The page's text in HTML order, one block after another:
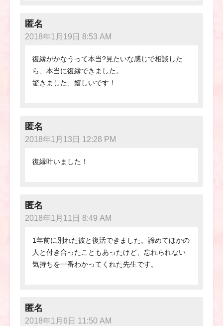
匿名
2018年1月19日 8:53 AM
復縁がかなうって本当?見たいな感じで相談した
ら、本当に復縁できました。
驚きました、嬉しいです！
匿名
2018年1月13日 12:28 PM
復縁叶いました！
匿名
2018年1月11日 8:49 AM
1年前に別れた彼と復活できました。諦めてほかの
人と付き合ったこともあったけど、忘れられない
気持ちを一番わかってくれた先生です。
匿名
2018年1月6日 11:50 AM